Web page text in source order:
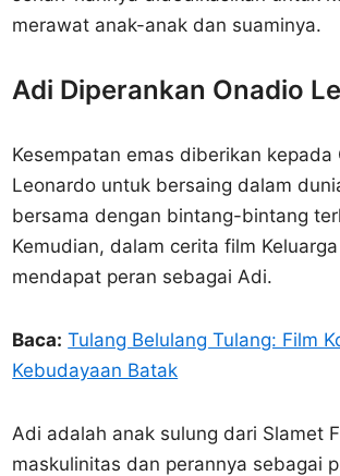
merawat anak-anak dan suaminya.
Adi Diperankan Onadio
Kesempatan emas diberikan kepada
Leonardo untuk bersaing dalam
bersama dengan bintang-bintang
Kemudian, dalam cerita film
mendapat peran sebagai Adi.
Baca: Tulang Belulang Tulang: Film
Kebudayaan Batak
Adi adalah anak sulung dari Slamet
maskulinitas dan perannya sebagai